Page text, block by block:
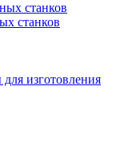
станков
станков
изготовления